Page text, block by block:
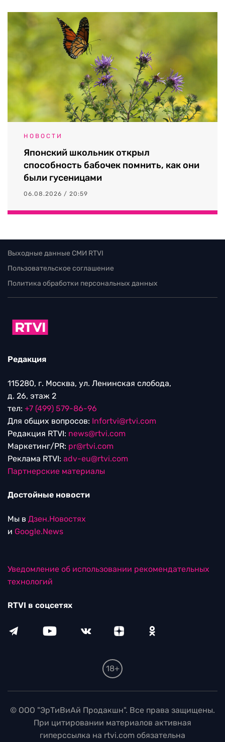
НОВОСТИ
Японский школьник открыл
способность бабочек помнить, как они
были гусеницами
06.08.2026 / 20:59
Выходные данные СМИ RTVI
Пользовательское соглашение
Политика обработки персональных данных
Редакция
115280, г. Москва, ул. Ленинская слобода,
д. 26, этаж 2
тел: +7 (499) 579-86-96
Для общих вопросов: Infortvi@rtvi.com
Редакция RTVI: news@rtvi.com
Маркетинг/PR: pr@rtvi.com
Реклама RTVI: adv-eu@rtvi.com
Партнерские материалы
Достойные новости
Мы в Дзен.Новостях
и Google.News
Уведомление об использовании рекомендательных
технологий
RTVI в соцсетях
18+
© ООО "ЭрТиВиАй Продакшн". Все права защищены.
При цитировании материалов активная
гиперссылка на rtvi.com обязательна